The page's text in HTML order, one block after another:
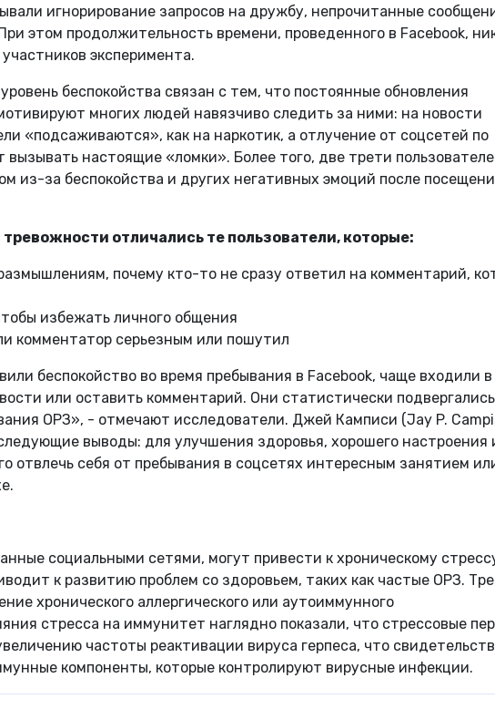
игнорирование запросов на дружбу, непрочитанные
этом продолжительность времени, проведенного в Facebook,
эксперимента.
беспокойства связан с тем, что постоянные обновления
многих людей навязчиво следить за ними: на новости
«подсаживаются», как на наркотик, а отлучение от соцсетей по
настоящие «ломки». Более того, две трети
из-за беспокойства и других негативных эмоций после
отличались те пользователи, которые:
почему кто-то не сразу ответил на комментарий,
избежать личного общения
комментатор серьезным или пошутил
беспокойство во время пребывания в Facebook, чаще входили в
или оставить комментарий. Они статистически подвергались
ОРЗ», - отмечают исследователи. Джей Камписи (Jay P.
выводы: для улучшения здоровья, хорошего настроения
отвлечь себя от пребывания в соцсетях интересным занятием
социальными сетями, могут привести к хроническому
к развитию проблем со здоровьем, таких как частые ОРЗ.
хронического аллергического или аутоиммунного
стресса на иммунитет наглядно показали, что стрессовые
частоты реактивации вируса герпеса, что
компоненты, которые контролируют вирусные инфекции.